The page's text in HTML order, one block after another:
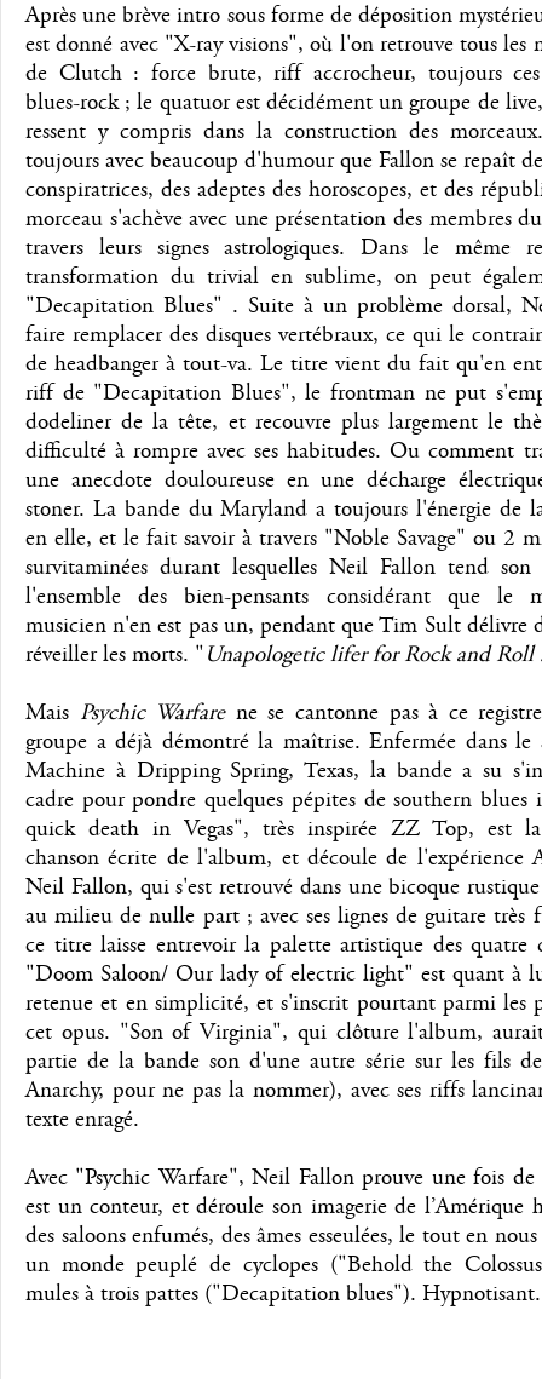
Après une brève intro sous forme de déposition
est donné avec "X-ray visions", où l'on retrouve tous les
de Clutch : force brute, riff accrocheur, toujours
blues-rock ; le quatuor est décidément un groupe de
ressent y compris dans la construction des
toujours avec beaucoup d'humour que Fallon se repaît
conspiratrices, des adeptes des horoscopes, et des
morceau s'achève avec une présentation des membres
travers leurs signes astrologiques. Dans le même
transformation du trivial en sublime, on peut
"Decapitation Blues" . Suite à un problème dorsal,
faire remplacer des disques vertébraux, ce qui le
de headbanger à tout-va. Le titre vient du fait qu'en
riff de "Decapitation Blues", le frontman ne put
dodeliner de la tête, et recouvre plus largement le
difficulté à rompre avec ses habitudes. Ou comment
une anecdote douloureuse en une décharge
stoner. La bande du Maryland a toujours l'énergie de
en elle, et le fait savoir à travers "Noble Savage" ou 2
survitaminées durant lesquelles Neil Fallon tend
l'ensemble des bien-pensants considérant que le
musicien n'en est pas un, pendant que Tim Sult délivre
réveiller les morts. "Unapologetic lifer for Rock and Roll
Mais Psychic Warfarene se cantonne pas à ce
groupe a déjà démontré la maîtrise. Enfermée dans le
Machine à Dripping Spring, Texas, la bande a su
cadre pour pondre quelques pépites de southern blues
quick death in Vegas", très inspirée ZZ Top, est
chanson écrite de l'album, et découle de l'expérience
Neil Fallon, qui s'est retrouvé dans une bicoque
au milieu de nulle part ; avec ses lignes de guitare très
ce titre laisse entrevoir la palette artistique des quatre
"Doom Saloon/ Our lady of electric light" est quant à
retenue et en simplicité, et s'inscrit pourtant parmi les
cet opus. "Son of Virginia", qui clôture l'album,
partie de la bande son d'une autre série sur les fils
Anarchy, pour ne pas la nommer), avec ses riffs
texte enragé.
Avec "Psychic Warfare", Neil Fallon prouve une fois
est un conteur, et déroule son imagerie de l’Amérique
des saloons enfumés, des âmes esseulées, le tout en
un monde peuplé de cyclopes ("Behold the
mules à trois pattes ("Decapitation blues"). Hypnotisant.